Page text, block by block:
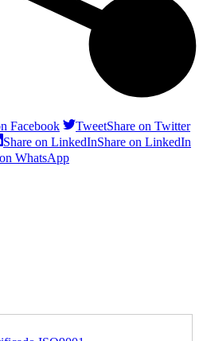
Facebook TweetShare on Twitter
Share on LinkedInShare on LinkedIn
WhatsApp